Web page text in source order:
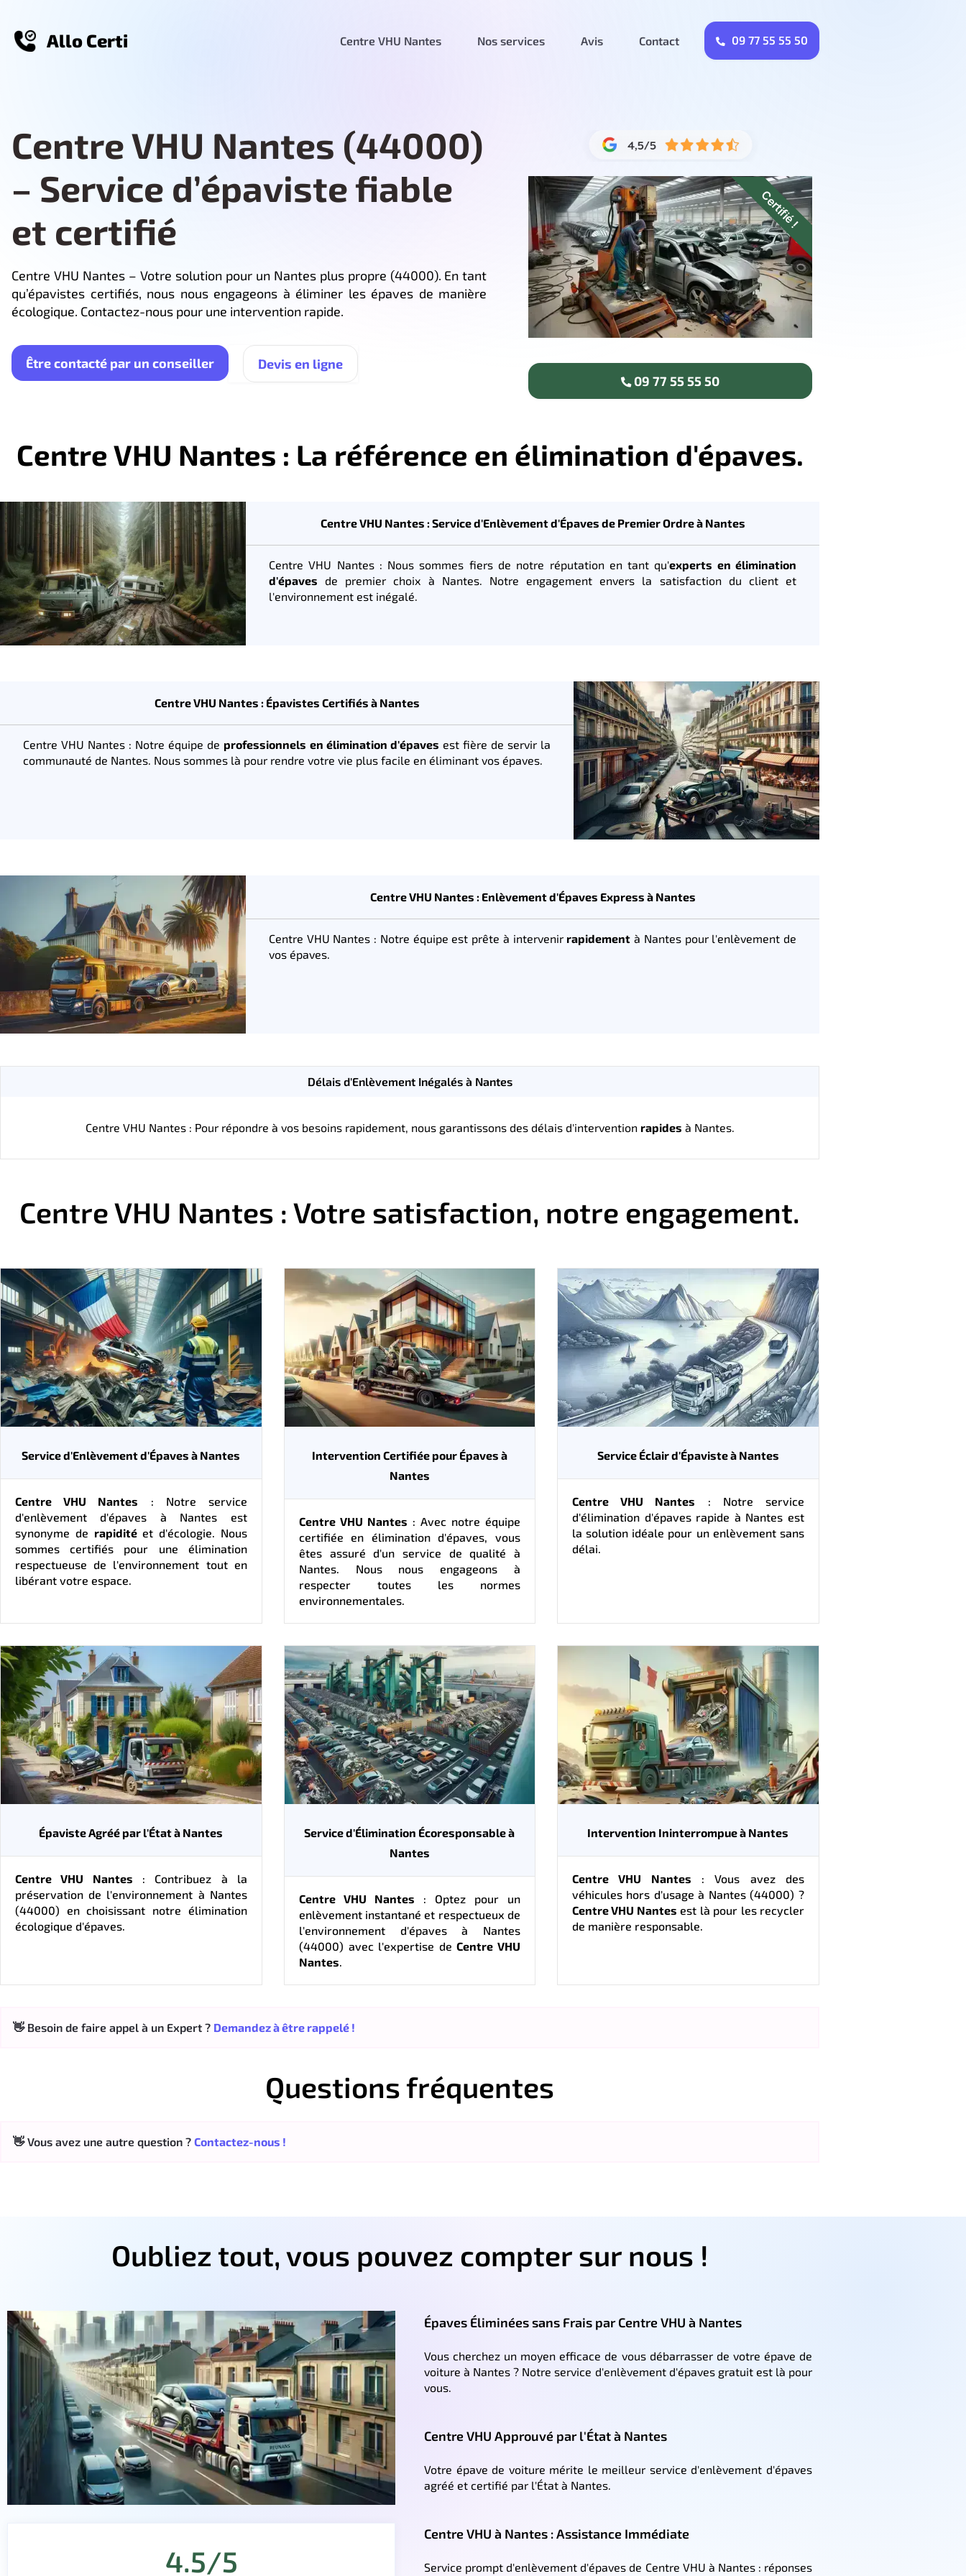
Allo Certi Centre VHU Nantes Nos services Avis Contact 09 77 55 55 50
Centre VHU Nantes (44000)
– Service d’épaviste fiable
et certifié
Centre VHU Nantes – Votre solution pour un Nantes plus propre (44000). En tant
qu’épavistes certifiés, nous nous engageons à éliminer les épaves de manière
écologique. Contactez-nous pour une intervention rapide.
Être contacté par un conseiller Devis en ligne
Certifié !
09 77 55 55 50
Centre VHU Nantes : La référence en élimination d'épaves.
Centre VHU Nantes : Service d'Enlèvement d'Épaves de Premier Ordre à Nantes
Centre VHU Nantes : Nous sommes fiers de notre réputation en tant qu'experts en élimination
d'épaves de premier choix à Nantes. Notre engagement envers la satisfaction du client et
l'environnement est inégalé.
Centre VHU Nantes : Épavistes Certifiés à Nantes
Centre VHU Nantes : Notre équipe de professionnels en élimination d'épaves est fière de servir la
communauté de Nantes. Nous sommes là pour rendre votre vie plus facile en éliminant vos épaves.
Centre VHU Nantes : Enlèvement d'Épaves Express à Nantes
Centre VHU Nantes : Notre équipe est prête à intervenir rapidement à Nantes pour l'enlèvement de
vos épaves.
Délais d'Enlèvement Inégalés à Nantes
Centre VHU Nantes : Pour répondre à vos besoins rapidement, nous garantissons des délais d'intervention rapides à Nantes.
Centre VHU Nantes : Votre satisfaction, notre engagement.
Service d'Enlèvement d'Épaves à Nantes
Centre VHU Nantes : Notre service
d'enlèvement d'épaves à Nantes est
synonyme de rapiditéet d'écologie. Nous
sommes certifiés pour une élimination
respectueuse de l'environnement tout en
libérant votre espace.
Intervention Certifiée pour Épaves à
Nantes
Centre VHU Nantes : Avec notre équipe
certifiée en élimination d'épaves, vous
êtes assuré d'un service de qualité à
Nantes. Nous nous engageons à
respecter toutes les normes
environnementales.
Service Éclair d'Épaviste à Nantes
Centre VHU Nantes : Notre service
d'élimination d'épaves rapide à Nantes est
la solution idéale pour un enlèvement sans
délai.
Épaviste Agréé par l'État à Nantes
Centre VHU Nantes : Contribuez à la
préservation de l'environnement à Nantes
(44000) en choisissant notre élimination
écologique d'épaves.
Service d'Élimination Écoresponsable à
Nantes
Centre VHU Nantes : Optez pour un
enlèvement instantané et respectueux de
l'environnement d'épaves à Nantes
(44000) avec l'expertise deCentre VHU
Nantes.
Intervention Ininterrompue à Nantes
Centre VHU Nantes : Vous avez des
véhicules hors d'usage à Nantes (44000) ?
Centre VHU Nantes est là pour les recycler
de manière responsable.
👋 Besoin de faire appel à un Expert ? Demandez à être rappelé !
Questions fréquentes
👋 Vous avez une autre question ? Contactez-nous !
Oubliez tout, vous pouvez compter sur nous !
4.5/5
Épaves Éliminées sans Frais par Centre VHU à Nantes
Vous cherchez un moyen efficace de vous débarrasser de votre épave de
voiture à Nantes ? Notre service d'enlèvement d'épaves gratuit est là pour
vous.
Centre VHU Approuvé par l'État à Nantes
Votre épave de voiture mérite le meilleur service d'enlèvement d'épaves
agréé et certifié par l'État à Nantes.
Centre VHU à Nantes : Assistance Immédiate
Service prompt d'enlèvement d'épaves de Centre VHU à Nantes : réponses